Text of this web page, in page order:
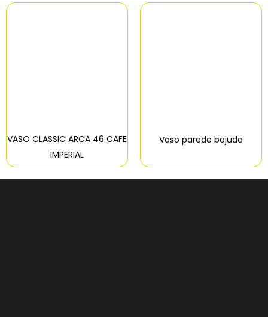
VASO CLASSIC ARCA 46 CAFE
IMPERIAL
Vaso parede bojudo